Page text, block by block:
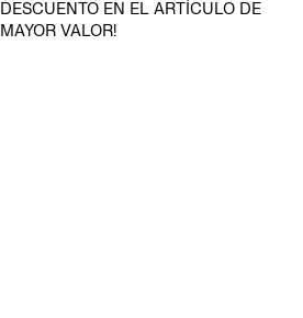
DESCUENTO EN EL ARTÍCULO DE
MAYOR VALOR!